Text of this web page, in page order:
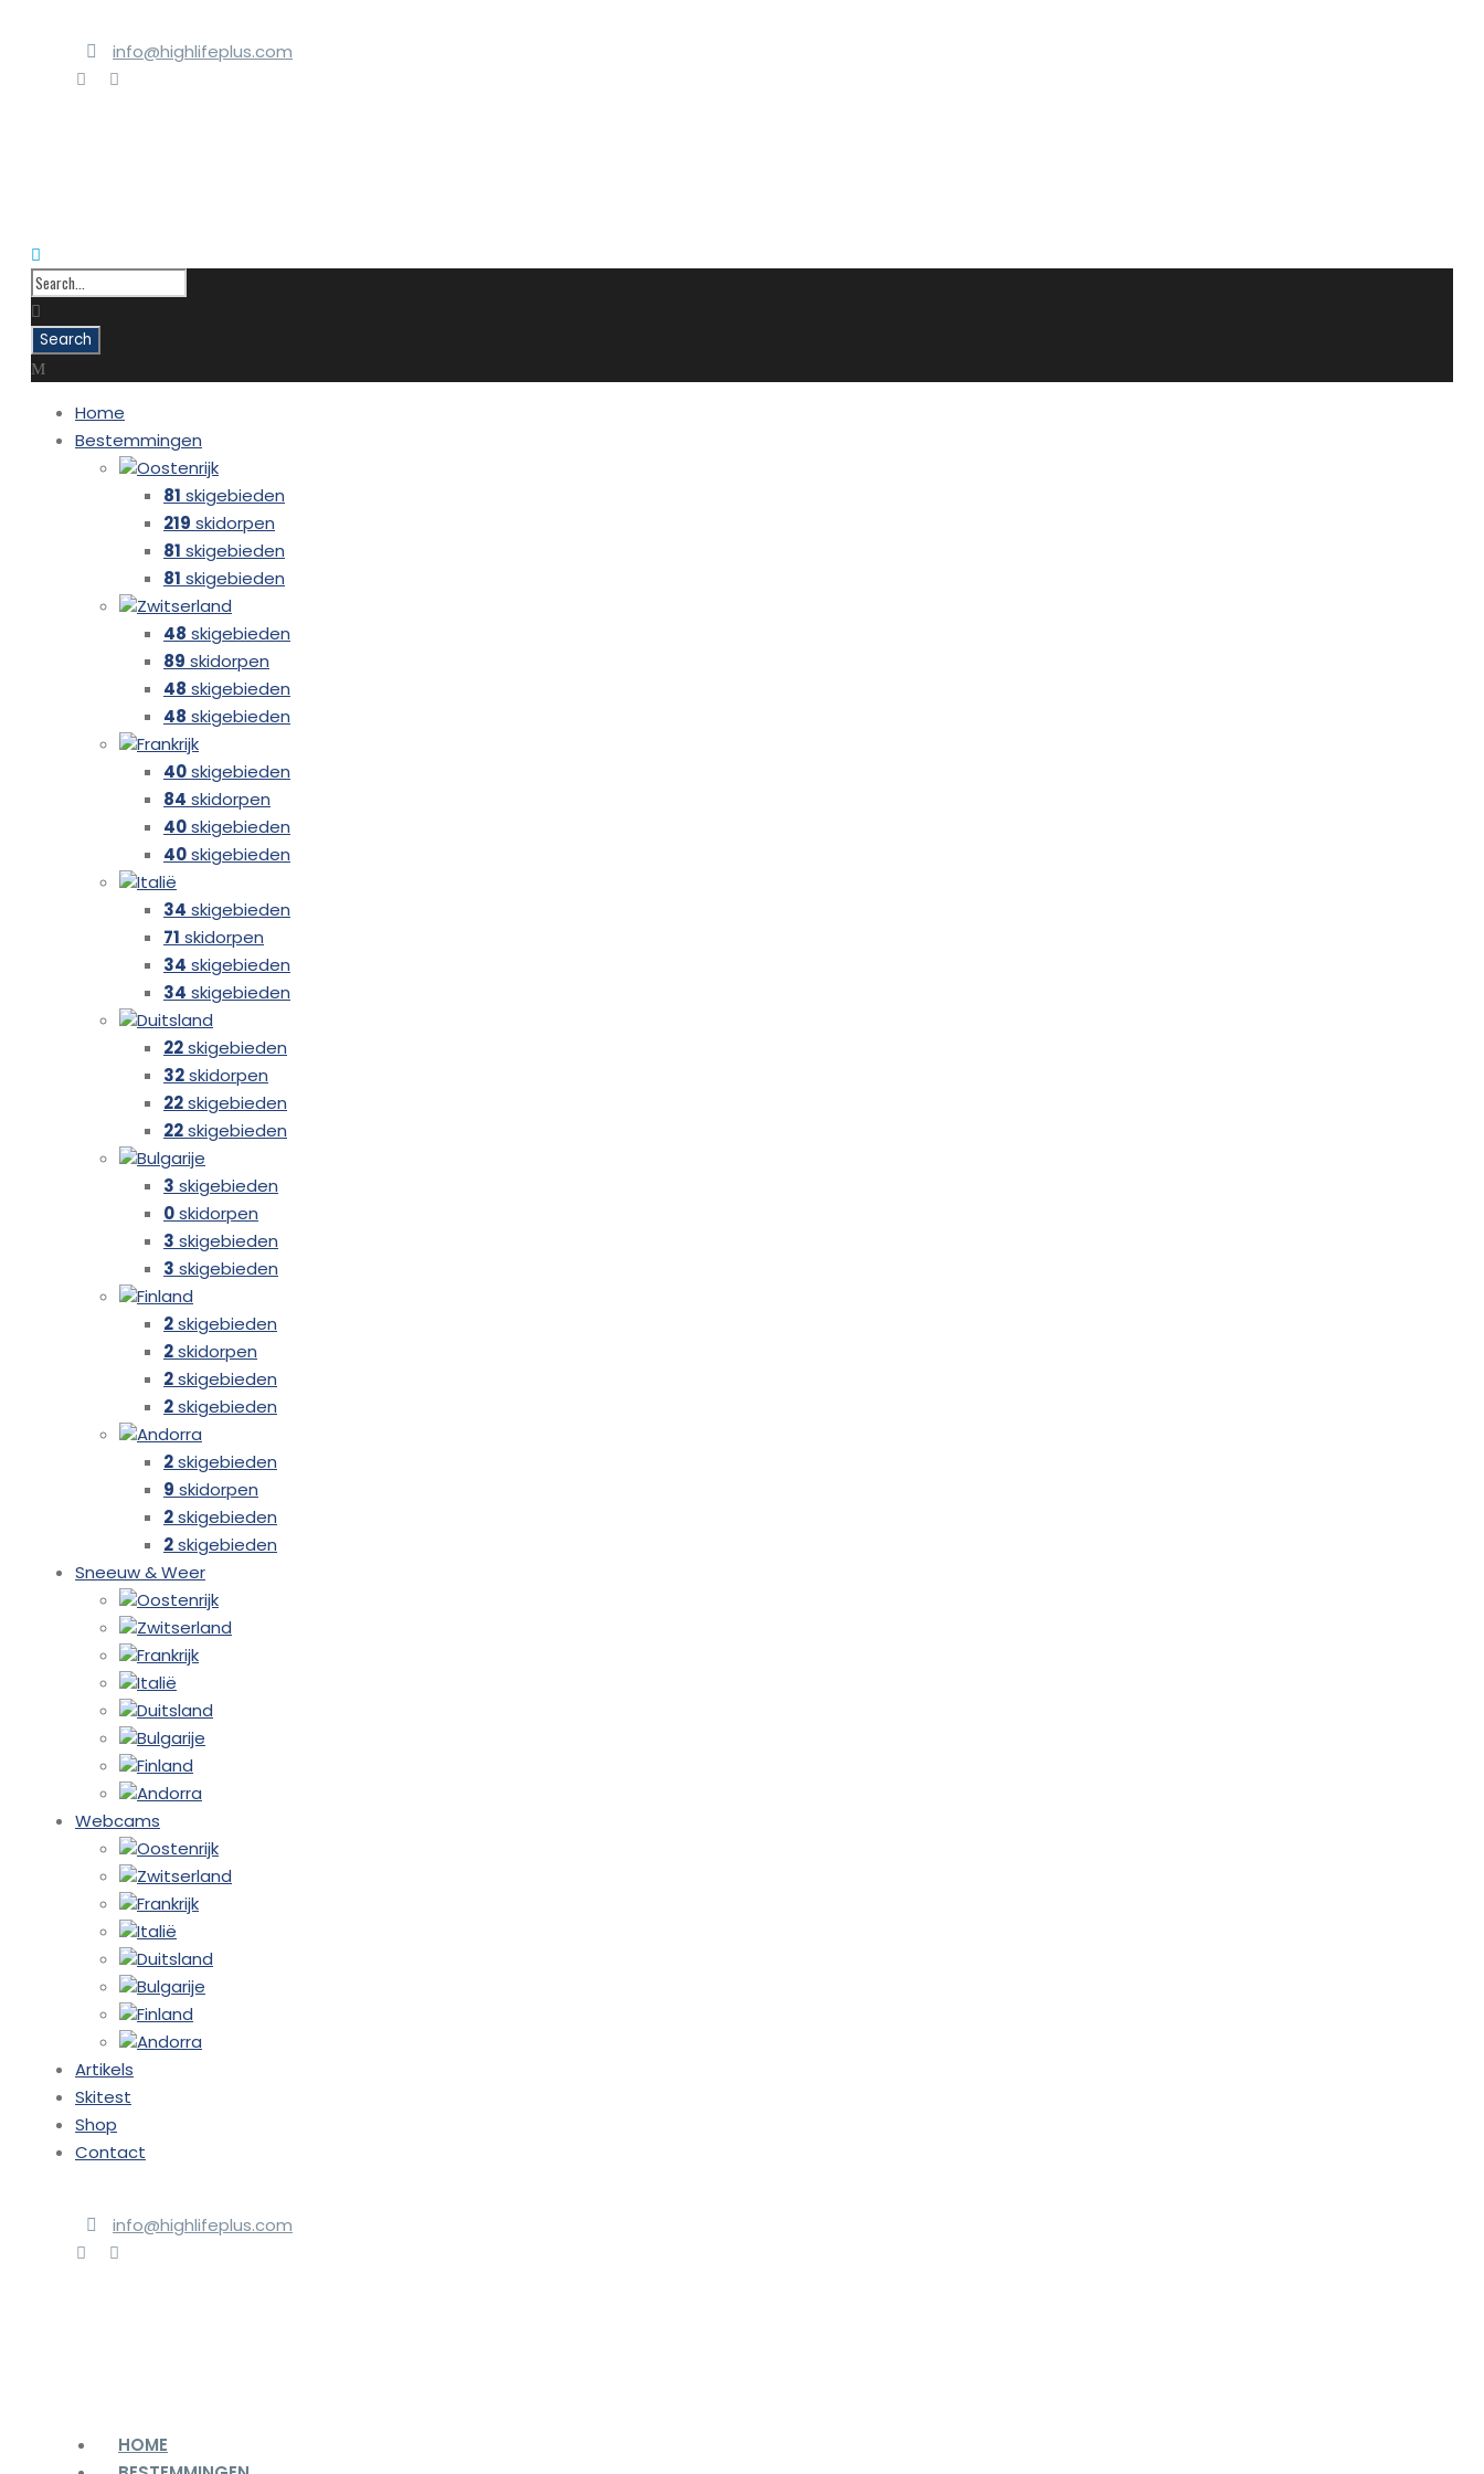
info@highlifeplus.com
Home
Bestemmingen
Oostenrijk
81 skigebieden
219 skidorpen
81 skigebieden
81 skigebieden
Zwitserland
48 skigebieden
89 skidorpen
48 skigebieden
48 skigebieden
Frankrijk
40skigebieden
84 skidorpen
40skigebieden
40skigebieden
Italië
34 skigebieden
71 skidorpen
34 skigebieden
34 skigebieden
Duitsland
22skigebieden
32skidorpen
22skigebieden
22skigebieden
Bulgarije
3 skigebieden
0skidorpen
3 skigebieden
3 skigebieden
Finland
2skigebieden
2skidorpen
2skigebieden
2skigebieden
Andorra
2skigebieden
9 skidorpen
2skigebieden
2skigebieden
Sneeuw & Weer
Oostenrijk
Zwitserland
Frankrijk
Italië
Duitsland
Bulgarije
Finland
Andorra
Webcams
Oostenrijk
Zwitserland
Frankrijk
Italië
Duitsland
Bulgarije
Finland
Andorra
Artikels
Skitest
Shop
Contact
info@highlifeplus.com
HOME